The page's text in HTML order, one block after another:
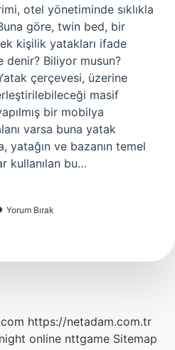
otel yönetiminde sıklıkla
göre, twin bed, bir
kişilik yatakları ifade
denir? Biliyor musun?
çerçevesi, üzerine
masif
bir mobilya
varsa buna yatak
yatağın ve bazanın temel
kullanılan bu…
Yorum Bırak
https://netadam.com.tr
online nttgame Sitemap